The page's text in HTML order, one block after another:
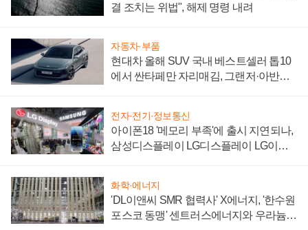
결 조치는 위법", 해제 명령 내려
자동차·부품
현대차 올해 SUV 국내 베스트셀러 톱10
에서 싼타페만 자리매김, 그랜저·아반떼
전자·전기·정보통신
아이폰18 '메모리 부족'에 출시 지연되나,
삼성디스플레이 LG디스플레이 LG이노
화학·에너지
'DL이앤씨 SMR 협력사' X에너지, '한수원
포스코 동맹' 센트러스에너지와 우라늄